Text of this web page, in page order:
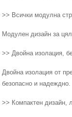
>> Всички модулна
Модулен дизайн за
>> Двойна изолация,
Двойна изолация от
безопасно и надеждно.
>> Компактен дизайн,